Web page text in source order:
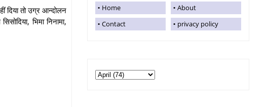
दिया तो उग्र आन्दोलन
भिमा निनामा,
Home
About
Contact
privacy policy